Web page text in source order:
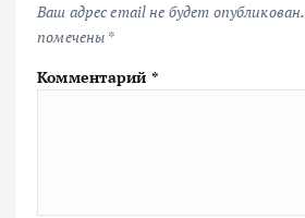
Ваш адрес email не будет опубликован.
помечены *
Комментарий *